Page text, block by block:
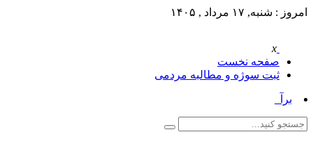
امروز : شنبه, ۱۷ مرداد , ۱۴۰۵
x
صفحه نخست
ثبت سوژه و مطالبه مردمی
برآور_